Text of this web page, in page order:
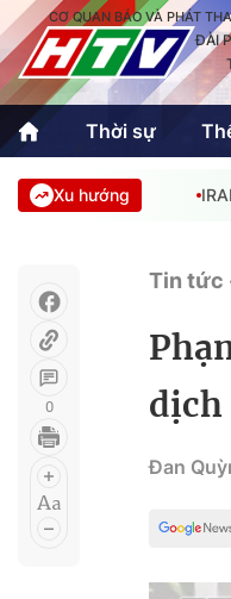
CƠ QUAN BÁO VÀ PHÁT
ĐÀI
Thời sự
Thời sự
An Sinh
Xu hướng
0
Tin tức
dịch
Đan